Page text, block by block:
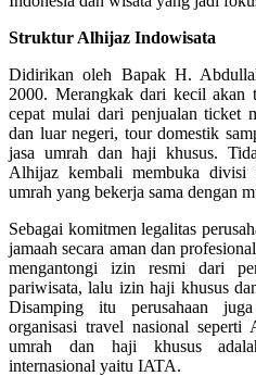
Struktur Alhijaz Indowisata
Didirikan oleh Bapak H.
2000. Merangkak dari kecil akan
cepat mulai dari penjualan ticket
dan luar negeri, tour domestik
jasa umrah dan haji khusus.
Alhijaz kembali membuka divisi
umrah yang bekerja sama dengan
Sebagai komitmen legalitas
jamaah secara aman dan
mengantongi izin resmi dari
pariwisata, lalu izin haji khusus
Disamping itu perusahaan
organisasi travel nasional seperti
umrah dan haji khusus
internasional yaitu IATA.